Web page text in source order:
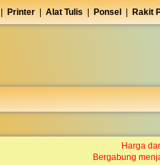
Printer Alat Tulis Ponsel Rakit
Harga
Bergabung